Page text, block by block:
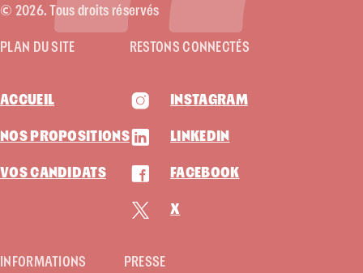
© 2026. Tous droits réservés
PLAN DU SITE
ACCUEIL
NOS PROPOSITIONS
VOS CANDIDATS
RESTONS CONNECTÉS
INSTAGRAM
LINKEDIN
FACEBOOK
X
INFORMATIONS PRESSE